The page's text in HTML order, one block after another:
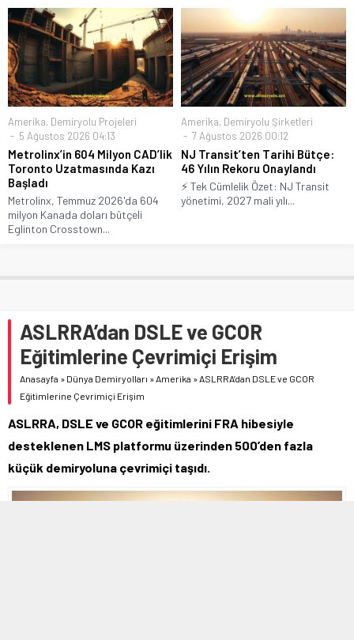
Amerika, Demiryolu Projeleri
5 Ağustos 2026 04:13
Metrolinx’in 604 Milyon CAD’lik
Toronto Uzatmasında Kazı
Başladı
Metrolinx, Temmuz 2026'da 604
milyon Kanada doları bütçeli
Eglinton Crosstown...
Amerika, Demiryolu Şirketleri
7 Ağustos 2026 00:12
NJ Transit’ten Tarihi Bütçe:
46 Yılın Rekoru Onaylandı
⚡ Tek Cümlelik Özet: NJ Transit
yönetimi, 2027 mali yılı...
ASLRRA’dan DSLE ve GCOR
Eğitimlerine Çevrimiçi Erişim
Anasayfa » Dünya Demiryolları »Amerika »ASLRRA’dan DSLE ve GCOR
Eğitimlerine Çevrimiçi Erişim
ASLRRA, DSLE ve GCOR eğitimlerini FRA hibesiyle
desteklenen LMS platformu üzerinden 500’den fazla
küçük demiryoluna çevrimiçi taşıdı.